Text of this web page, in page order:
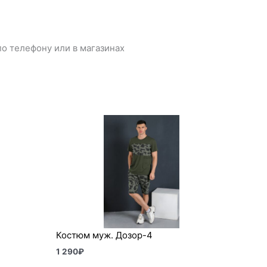
телефону или в магазинах
Костюм муж. Дозор-4
1 290₽